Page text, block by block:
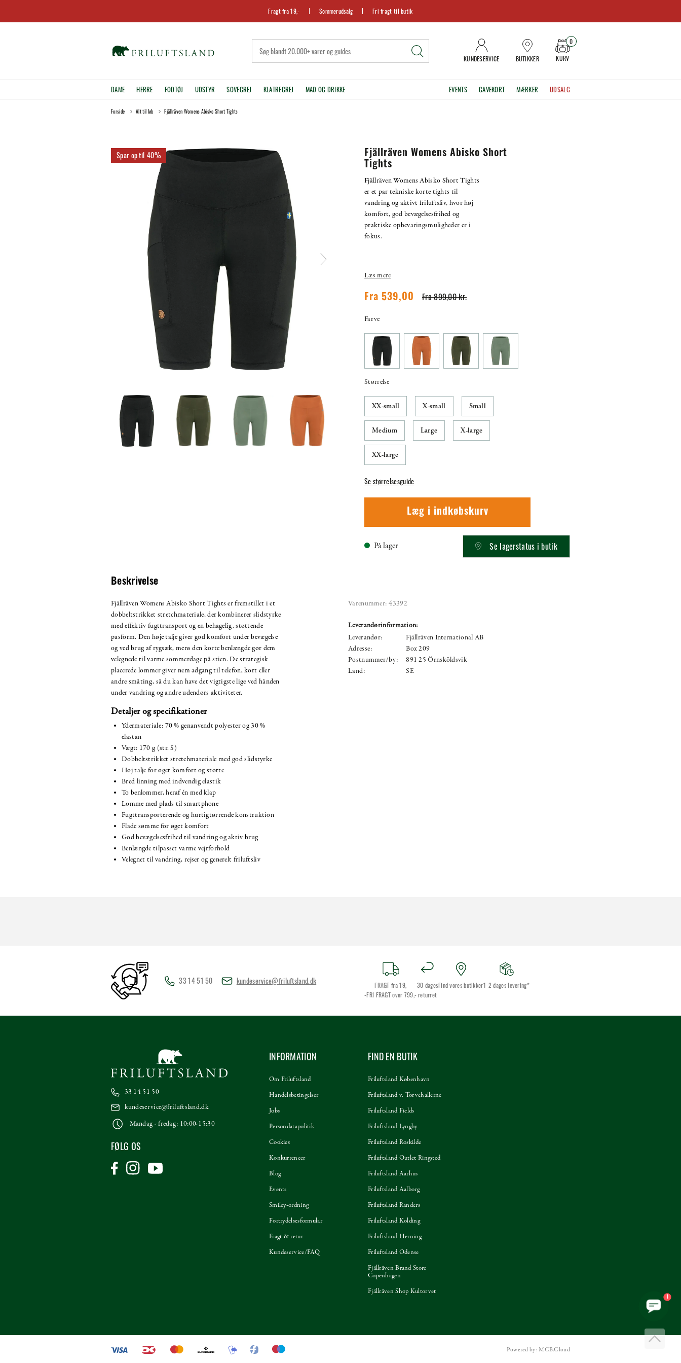
Fragt fra 19,- Sommerudsalg Fri fragt til butik
KUNDESERVICE BUTIKKER KURV
0
DAME HERRE FODTØJ UDSTYR SOVEGREJ KLATREGREJ MAD OG DRIKKE EVENTS GAVEKORT MÆRKER UDSALG
Forside Alt til løb Fjällräven Womens Abisko Short Tights
40%
Fjällräven Womens Abisko Short
Tights
Fjällräven Womens Abisko Short Tights
er et par tekniske korte tights til
vandring og aktivt friluftsliv, hvor høj
komfort, god bevægelsesfrihed og
praktiske opbevaringsmuligheder er i
fokus.
Læs mere
Fra 899,00 kr.
Fra 539,00
Farve
Størrelse
XX-small X-small Small
Medium Large X-large
XX-large
Se størrelsesguide
Læg i indkøbskurv
På lager Se lagerstatus i butik
Beskrivelse
Fjällräven Womens Abisko Short Tights er fremstillet i et
dobbeltstrikket stretchmateriale, der kombinerer slidstyrke
med effektiv fugttransport og en behagelig, støttende
pasform. Den høje talje giver god komfort under bevægelse
og ved brug af rygsæk, mens den korte benlængde gør dem
velegnede til varme sommerdage på stien. De strategisk
placerede lommer giver nem adgang til telefon, kort eller
andre småting, så du kan have det vigtigste lige ved hånden
under vandring og andre udendørs aktiviteter.
Detaljer og specifikationer
Ydermateriale: 70 % genanvendt polyester og 30 %
elastan
Vægt: 170 g (str. S)
Dobbeltstrikket stretchmateriale med god slidstyrke
Høj talje for øget komfort og støtte
Bred linning med indvendig elastik
To benlommer, heraf én med klap
Lomme med plads til smartphone
Fugttransporterende og hurtigtørrende konstruktion
Flade sømme for øget komfort
God bevægelsesfrihed til vandring og aktiv brug
Benlængde tilpasset varme vejrforhold
Velegnet til vandring, rejser og generelt friluftsliv
Varenummer: 43392
Leverandørinformation:
Leverandør:
Fjällräven International AB
Adresse:
Box 209
Postnummer/by:
891 25 Örnsköldsvik
Land:
SE
33 14 51 50 kundeservice@friluftsland.dk
FRAGT fra 19,
-FRI FRAGT over 799,-
30 dages
returret
Find vores butikker1-2 dages levering*
33 14 51 50
kundeservice@friluftsland.dk
Mandag - fredag: 10:00-15:30
FØLG OS
INFORMATION
Om Friluftsland
Handelsbetingelser
Jobs
Persondatapolitik
Cookies
Konkurrencer
Blog
Events
Smiley-ordning
Fortrydelsesformular
Fragt & retur
Kundeservice/FAQ
FIND EN BUTIK
Friluftsland København
Friluftsland v. Torvehallerne
Friluftsland Fields
Friluftsland Lyngby
Friluftsland Roskilde
Friluftsland Outlet Ringsted
Friluftsland Aarhus
Friluftsland Aalborg
Friluftsland Randers
Friluftsland Kolding
Friluftsland Herning
Friluftsland Odense
Fjällräven Brand Store
Copenhagen
Fjällräven Shop Kultorvet
Powered by: MCB.Cloud
1